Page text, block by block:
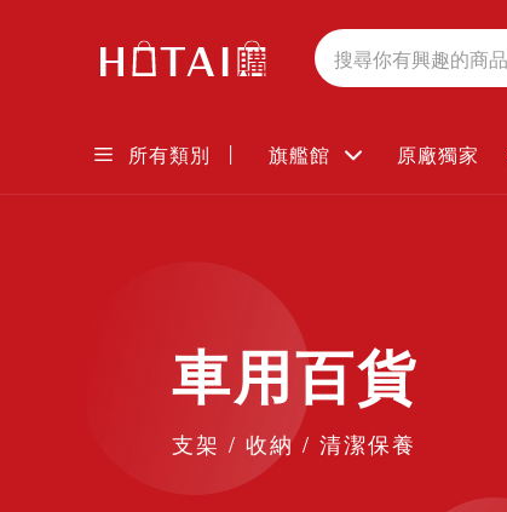
搜
尋
所有類別 旗艦館 原廠獨家
車用百貨
支架 / 收納 / 清潔保養